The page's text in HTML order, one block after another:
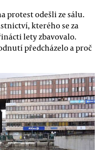
protest odešli ze sálu.
kterého se za
lety zbavovalo.
předcházelo a proč